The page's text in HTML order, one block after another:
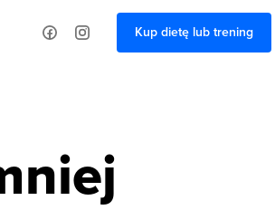
Kup dietę lub trening